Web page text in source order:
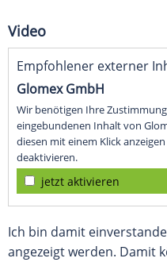
Video
Empfohlener externer
Glomex GmbH
Wir benötigen Ihre
eingebundenen Inhalt von
diesen mit einem Klick
deaktivieren.
jetzt aktivieren
Ich bin damit
angezeigt werden. Damit